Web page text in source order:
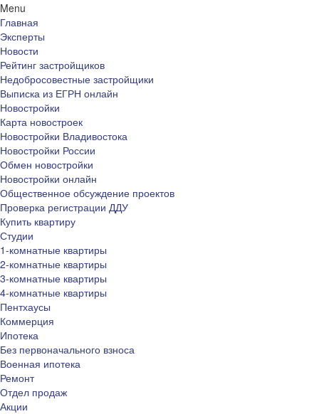
Menu
Главная
Эксперты
Новости
Рейтинг застройщиков
Недобросовестные застройщики
Выписка из ЕГРН онлайн
Новостройки
Карта новостроек
Новостройки Владивостока
Новостройки России
Обмен новостройки
Новостройки онлайн
Общественное обсуждение проектов
Проверка регистрации ДДУ
Купить квартиру
Студии
1-комнатные квартиры
2-комнатные квартиры
3-комнатные квартиры
4-комнатные квартиры
Пентхаусы
Коммерция
Ипотека
Без первоначального взноса
Военная ипотека
Ремонт
Отдел продаж
Акции